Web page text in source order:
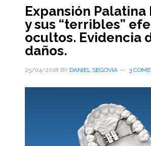
Expansión Palatina
y sus “terribles”
ocultos. Evidencia
daños.
25/04/2018 BY DANIEL SEGOVIA 3